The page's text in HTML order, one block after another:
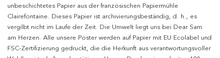
unbeschichtetes Papier aus der französischen Papiermühle
Clairefontaine. Dieses Papier ist archivierungsbeständig, d. h., es
vergilbt nicht im Laufe der Zeit. Die Umwelt liegt uns bei Dear Sam
am Herzen. Alle unsere Poster werden auf Papier mit EU Ecolabel und
FSC-Zertifizierung gedruckt, die die Herkunft aus verantwortungsvoller